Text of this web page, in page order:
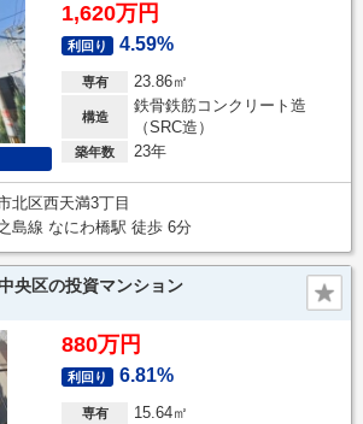
1,620万円
利回り 4.59%
専有 23.86㎡
構造
鉄骨鉄筋コンクリート造
（SRC造）
築年数 23年
北区西天満3丁目
島線 なにわ橋駅 徒歩 6分
央区の投資マンション
880万円
利回り 6.81%
専有 15.64㎡